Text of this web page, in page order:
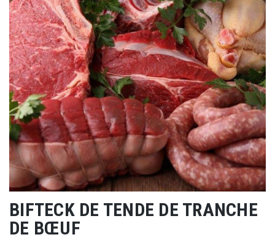
BIFTECK DE TENDE DE TRANCHE
DE BŒUF